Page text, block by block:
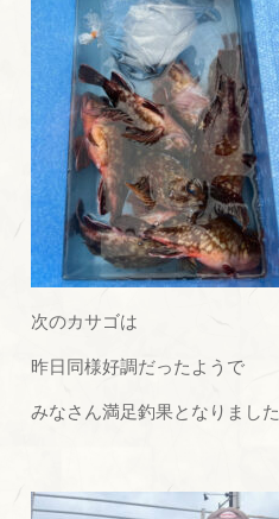
次のカサゴは
昨日同様好調だったようで
みなさん満足釣果となりました